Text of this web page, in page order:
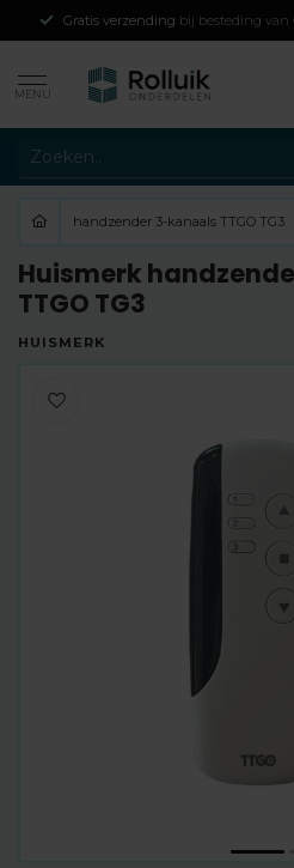
Gratis verzending bij besteding van
MENU
handzender 3-kanaals TTGO TG3
Huismerk
TTGO TG3
HUISMERK